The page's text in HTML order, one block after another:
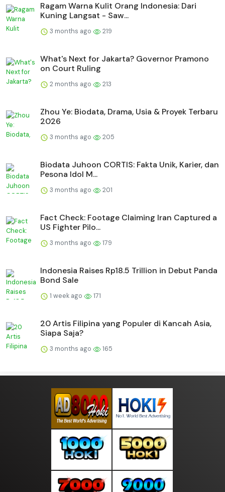
Ragam Warna Kulit Orang Indonesia: Dari
Kuning Langsat - Saw...
3 months ago 219
What's Next for Jakarta? Governor Pramono
on Court Ruling
2 months ago 213
Zhou Ye: Biodata, Drama, Usia & Proyek Terbaru
2026
3 months ago 205
Biodata Juhoon CORTIS: Fakta Unik, Karier, dan
Pesona Idol M...
3 months ago 201
Fact Check: Footage Claiming Iran Captured a
US Fighter Pilo...
3 months ago 179
Indonesia Raises Rp18.5 Trillion in Debut Panda
Bond Sale
1 week ago 171
20 Artis Filipina yang Populer di Kancah Asia,
Siapa Saja?
3 months ago 165